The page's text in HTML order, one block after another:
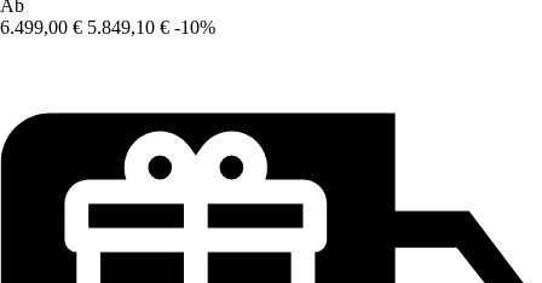
Ab
6.499,00 € 5.849,10 € -10%